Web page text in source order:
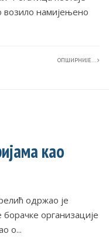
возило намијењено
ОПШИРНИЈЕ...
као
одржао је
организације
о...